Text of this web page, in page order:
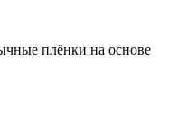
плёнки на основе